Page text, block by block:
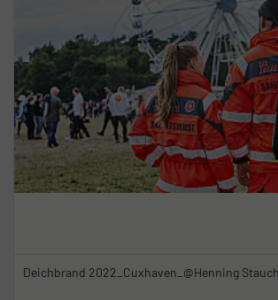
Deichbrand 2022_Cuxhaven_@Henning